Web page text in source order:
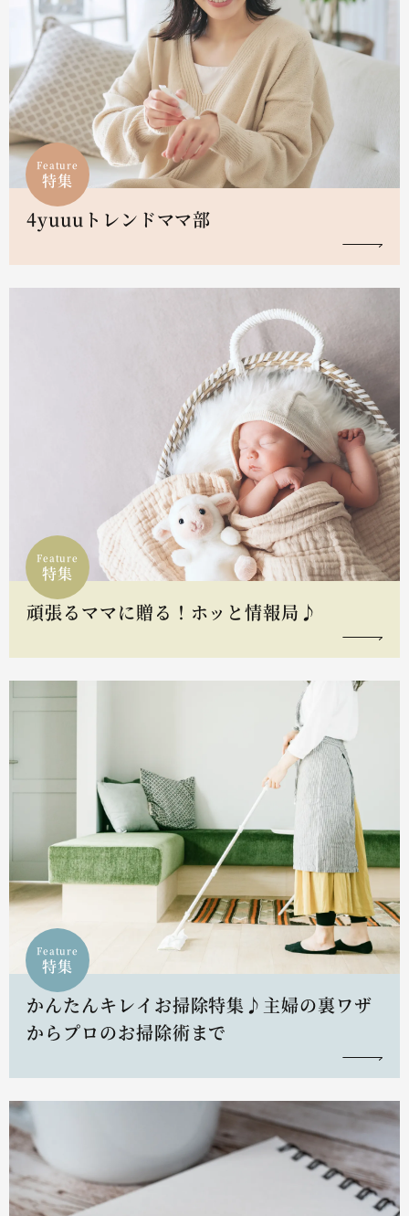
Feature
特集
4yuuuトレンドママ部
Feature
特集
頑張るママに贈る！ホッと情報局♪
Feature
特集
かんたんキレイお掃除特集♪主婦の裏ワザ
からプロのお掃除術まで